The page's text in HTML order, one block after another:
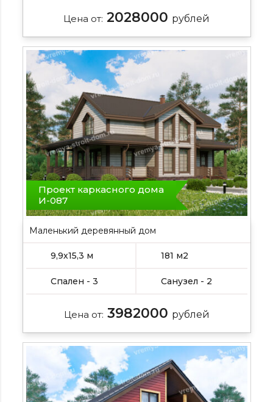
Цена от: 2028000 рублей
Проект каркасного дома
И-087
Маленький деревянный дом
9,9х15,3 м 181 м2
Спален - 3 Санузел - 2
Цена от: 3982000 рублей